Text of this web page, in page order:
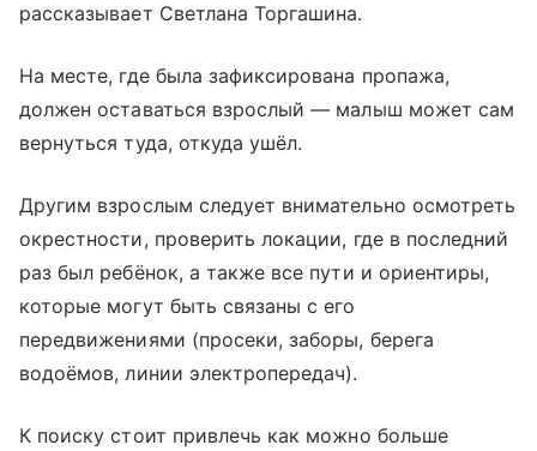
рассказывает Светлана Торгашина.
На месте, где была зафиксирована пропажа,
должен оставаться взрослый — малыш может сам
вернуться туда, откуда ушёл.
Другим взрослым следует внимательно осмотреть
окрестности, проверить локации, где в последний
раз был ребёнок, а также все пути и ориентиры,
которые могут быть связаны с его
передвижениями (просеки, заборы, берега
водоёмов, линии электропередач).
К поиску стоит привлечь как можно больше